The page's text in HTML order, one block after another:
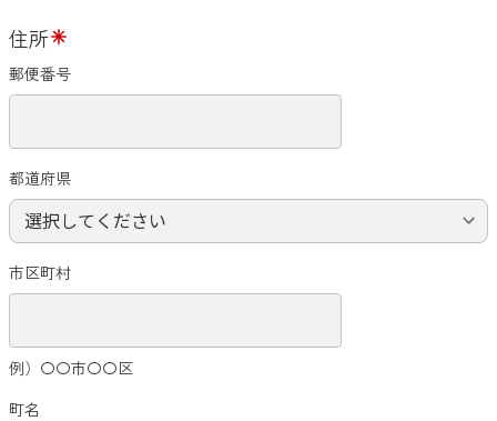
住所
郵便番号
都道府県
市区町村
例）〇〇市〇〇区
町名